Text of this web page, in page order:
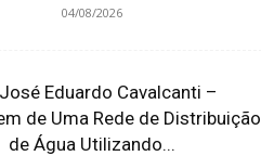
04/08/2026
Eduardo Cavalcanti –
de Uma Rede de Distribuição
de Água Utilizando...